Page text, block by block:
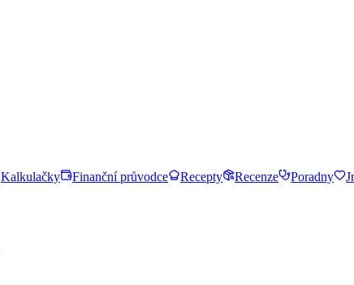
Kalkulačky Finanční průvodce Recepty Recenze Poradny